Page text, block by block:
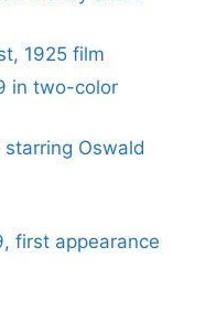
1925 film
in two-color
Oswald
first appearance